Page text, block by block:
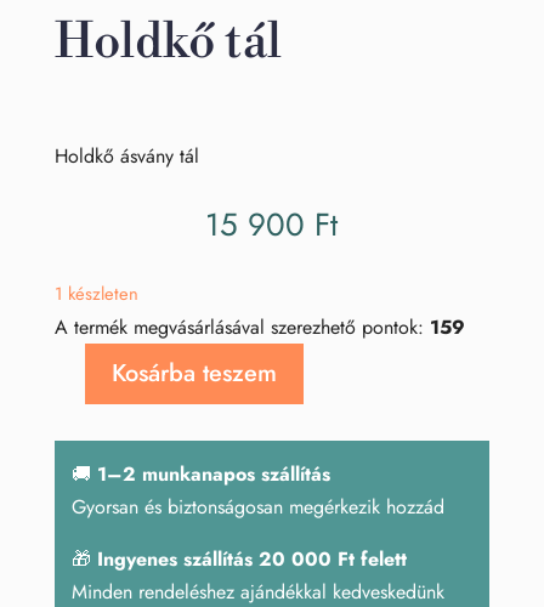
Holdkő tál
Holdkő ásvány tál
15 900 Ft
1 készleten
A termék megvásárlásával szerezhető pontok: 159
Kosárba teszem
🚚 1–2 munkanapos szállítás
Gyorsan és biztonságosan megérkezik hozzád
🎁 Ingyenes szállítás 20 000 Ft felett
Minden rendeléshez ajándékkal kedveskedünk